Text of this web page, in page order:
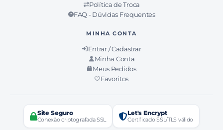
Política de Troca
FAQ - Dúvidas Frequentes
MINHA CONTA
Entrar / Cadastrar
Minha Conta
Meus Pedidos
Favoritos
Site Seguro
Conexão criptografada SSL
Let's Encrypt
Certificado SSL/TLS válido